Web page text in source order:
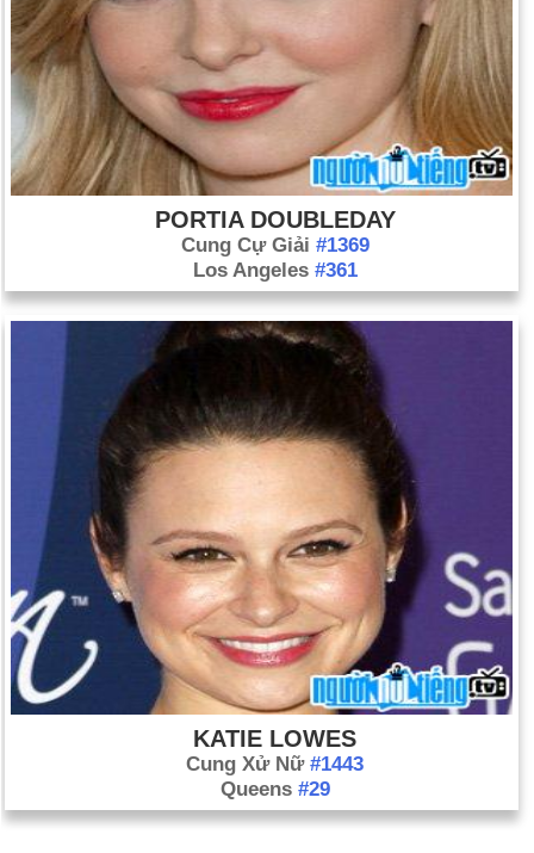
PORTIA DOUBLEDAY
Cung Cự Giải #1369
Los Angeles #361
KATIE LOWES
Cung Xử Nữ #1443
Queens #29